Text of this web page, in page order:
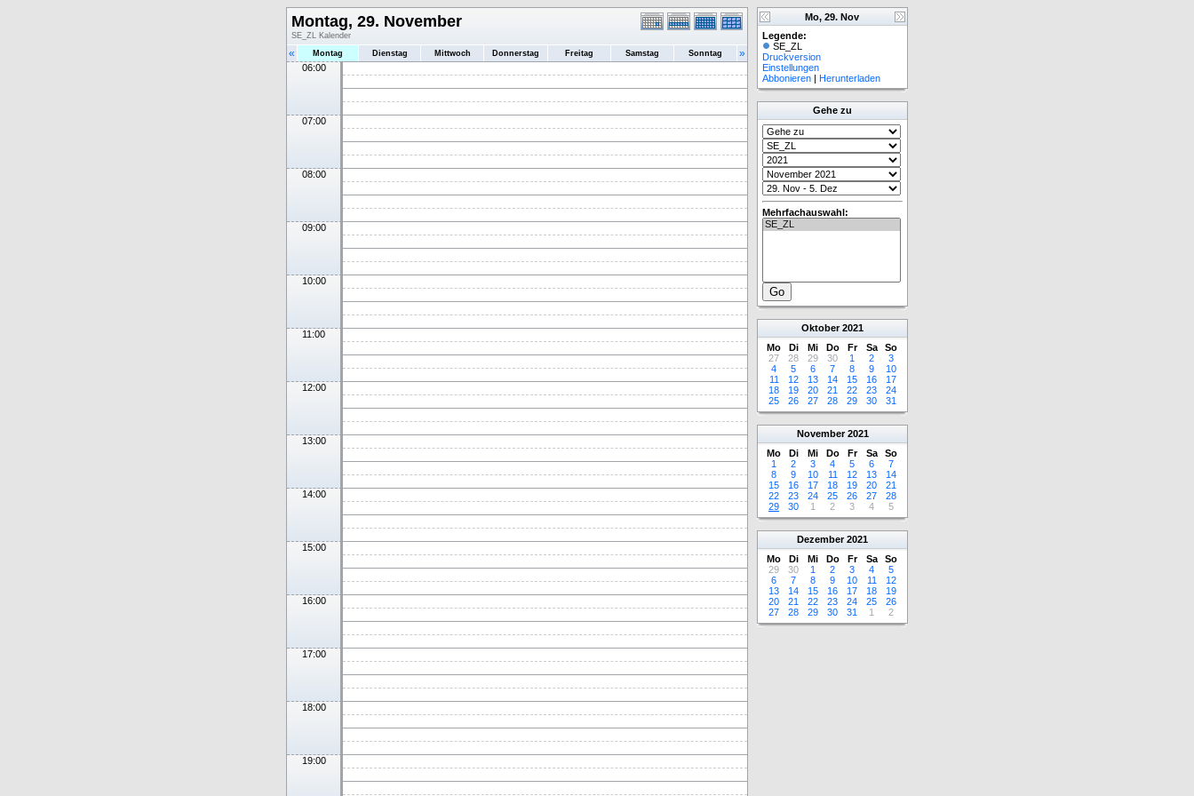
Montag, 29. November
SE_ZL Kalender
« Montag Dienstag Mittwoch Donnerstag Freitag Samstag Sonntag »
06:00
07:00
08:00
09:00
10:00
11:00
12:00
13:00
14:00
15:00
16:00
17:00
18:00
19:00
Mo, 29. Nov
Legende:
SE_ZL
Druckversion
Einstellungen
Abbonieren | Herunterladen
Gehe zu
Mehrfachauswahl:
Oktober 2021
Mo
Di Mi Do Fr Sa
So
27
28 29 30 1 2
3
4
5 6 7 8 9
10
11
12 13 14 15 16
17
18
19 20 21 22 23
24
25
26 27 28 29 30 31
November 2021
Mo
Di Mi Do Fr Sa
So
1
2 3 4 5 6
7
8
9 10 11 12 13
14
15
16 17 18 19 20
21
22
23 24 25 26 27
28
29
30 1 2 3 4 5
Dezember 2021
Mo
Di Mi Do Fr Sa
So
29
30 1 2 3 4
5
6
7 8 9 10 11
12
13
14 15 16 17 18
19
20
21 22 23 24 25
26
27
28 29 30 31 1 2